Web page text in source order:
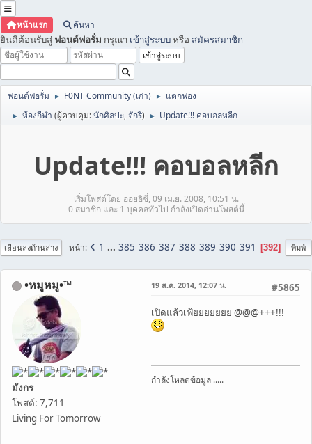
หน้าแรก ค้นหา
ยินดีต้อนรับสู่ ฟอนต์ฟอรั่ม กรุณา เข้าสู่ระบบหรือ สมัครสมาชิก
ฟอนต์ฟอรั่ม ► F0NT Community (เก่า) ► แตกฟอง
► ห้องกีฬา (ผู้ควบคุม:นักศิลปะ,จักรี) ► Update!!! คอบอลหลีก
Update!!! คอบอลหลีก
เริ่มโพสต์โดย ออยอิชี่, 09 เม.ย. 2008, 10:51 น.
0 สมาชิก และ 1 บุคคลทั่วไป กำลังเปิดอ่านโพสต์นี้
พิมพ์
เลื่อนลงด้านล่าง หน้า 1 ... 385 386 387 388 389 390 391 392
•หมูหมู•™
มังกร
โพสต์: 7,711
Living For Tomorrow
#5865
19 ส.ค. 2014, 12:07 น.
เปิดแล้วเฟ้ยยยยยยย @@@+++!!!
กำลังโหลดข้อมูล .....